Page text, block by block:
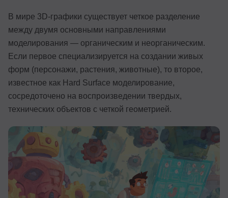
В мире 3D-графики существует четкое разделение
между двумя основными направлениями
моделирования — органическим и неорганическим.
Если первое специализируется на создании живых
форм (персонажи, растения, животные), то второе,
известное как Hard Surface моделирование,
сосредоточено на воспроизведении твердых,
технических объектов с четкой геометрией.
Маркетинг
Дизайн
Аналитика
Менеджмент
Иностранные языки
Soft Skills
ДПО
Детям